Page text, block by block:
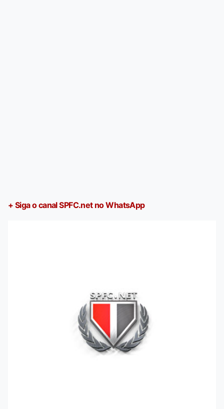
+ Siga o canal SPFC.net no WhatsApp